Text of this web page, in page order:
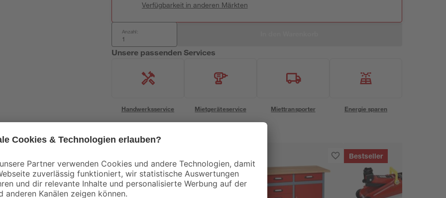
Verfügbarkeit in anderen Märkten
Anzahl:
Unsere passenden Services
Handwerksservice Mietgeräteservice Miettransporter Energie sparen
Bestseller